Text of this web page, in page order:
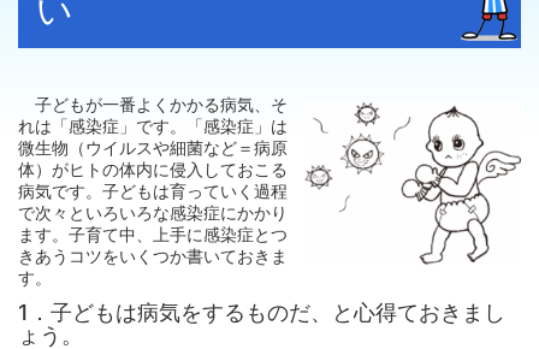
い
子どもが一番よくかかる病気、そ
れは「感染症」です。「感染症」は
微生物（ウイルスや細菌など＝病原
体）がヒトの体内に侵入しておこる
病気です。子どもは育っていく過程
で次々といろいろな感染症にかかり
ます。子育て中、上手に感染症とつ
きあうコツをいくつか書いておきま
す。
1．子どもは病気をするものだ、と心得ておきまし
ょう。